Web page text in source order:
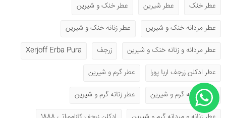
عطر خنک
عطر شیرین
عطر خنک و شیرین
عطر مردانه خنک و شیرین
عطر زنانه خنک و شیرین
عطر مردانه و زنانه خنک و شیرین
زرجف
Xerjoff Erba Pura
عطر ادکلن زرجف اربا پورا
عطر گرم و شیرین
عطر مردانه گرم و شیرین
عطر زنانه گرم و شیرین